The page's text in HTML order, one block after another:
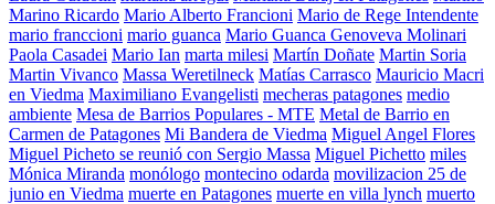
Marino Ricardo Mario Alberto Francioni Mario de Rege Intendente
mario franccioni mario guanca Mario Guanca Genoveva Molinari
Paola Casadei Mario Ian marta milesi Martín Doñate Martin Soria
Martin Vivanco Massa Weretilneck Matías Carrasco Mauricio Macri
en Viedma Maximiliano Evangelisti mecheras patagones medio
ambiente Mesa de Barrios Populares - MTE Metal de Barrio en
Carmen de Patagones Mi Bandera de Viedma Miguel Angel Flores
Miguel Picheto se reunió con Sergio Massa Miguel Pichetto miles
Mónica Miranda monólogo montecino odarda movilizacion 25 de
junio en Viedma muerte en Patagones muerte en villa lynch muerto